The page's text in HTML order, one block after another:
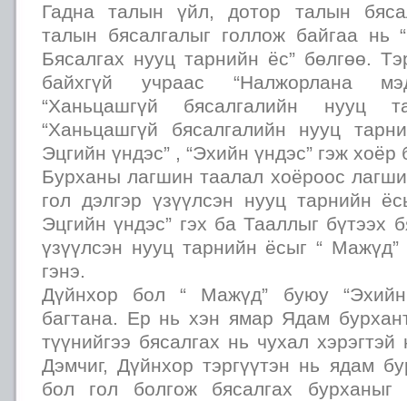
Гадна талын үйл, дотор талын
талын бясалгалыг голлож байгаа нь
Бясалгах нууц тарнийн ёс” бөлгөө.
байхгүй учраас “Налжорлана
“Ханьцашгүй бясалгалийн нууц
“Ханьцашгүй бясалгалийн нууц
Эцгийн үндэс” , “Эхийн үндэс” гэж хоёр
Бурханы лагшин таалал хоёроос
гол дэлгэр үзүүлсэн нууц тарнийн
Эцгийн үндэс” гэх ба Тааллыг бүтээх
үзүүлсэн нууц тарнийн ёсыг “
гэнэ.
Дүйнхор бол “ Мажүд” буюу
багтана. Ер нь хэн ямар Ядам
түүнийгээ бясалгах нь чухал
Дэмчиг, Дүйнхор тэргүүтэн нь ядам
бол гол болгож бясалгах